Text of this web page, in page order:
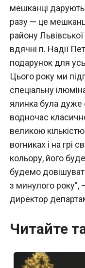
мешканці дарують
разу — це
району
вдячні п. Надії
подарунок для
Цього року ми
спеціальну
ялинка була дуже
водночас
великою
вогниках і на грі
кольору, його
будемо
з минулого року”,
директор
Читайте